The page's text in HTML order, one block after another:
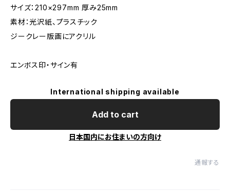
サイズ：‎210×297mm 厚み25mm
素材：光沢紙、プラスチック
ジークレー版画にアクリル
エンボス印・サイン有
International shipping available
Add to cart
日本国内にお住まいの方向け
通報する